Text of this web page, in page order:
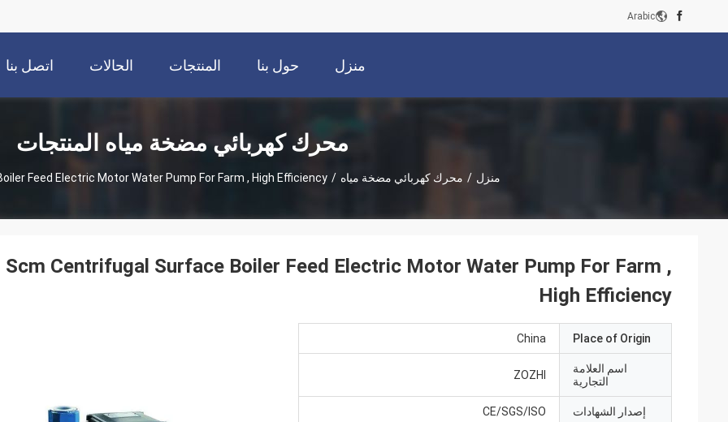
Arabic
منزل حول بنا المنتجات الحالات اتصل بنا
محرك كهربائي مضخة مياه المنتجات
منزل / محرك كهربائي مضخة مياه /
Feed Electric Motor Water Pump For Farm , High Efficiency
Scm Centrifugal Surface Boiler Feed Electric Motor Water Pump For Farm ,
High Efficiency
Place of Origin
China
اسم العلامة
التجارية
ZOZHI
إصدار الشهادات CE/SGS/ISO